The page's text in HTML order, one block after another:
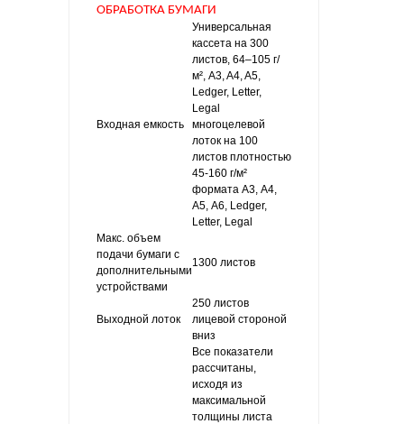
ОБРАБОТКА БУМАГИ
Входная емкость
Универсальная
кассета на 300
листов, 64–105 г/
м², A3, A4, A5,
Ledger, Letter,
Legal
многоцелевой
лоток на 100
листов плотностью
45-160 г/м²
формата А3, А4,
А5, A6, Ledger,
Letter, Legal
Макс. объем
подачи бумаги с
дополнительными
устройствами
1300 листов
Выходной лоток
250 листов
лицевой стороной
вниз
Все показатели
рассчитаны,
исходя из
максимальной
толщины листа